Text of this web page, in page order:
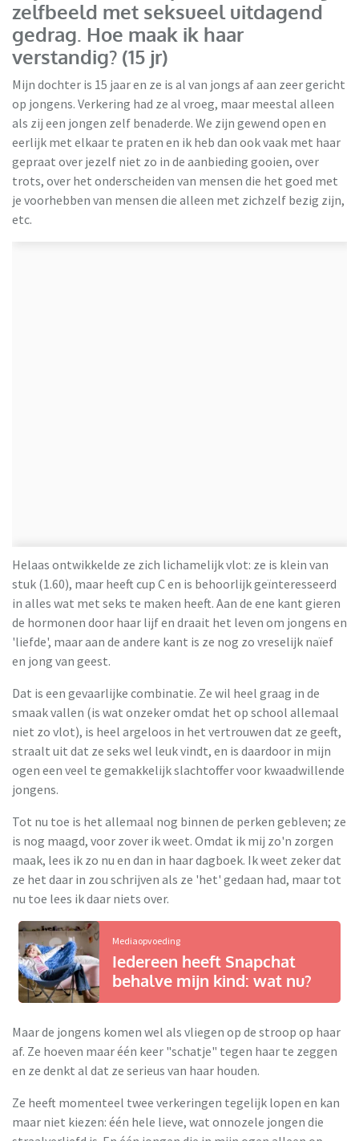
zelfbeeld met seksueel uitdagend
gedrag. Hoe maak ik haar
verstandig? (15 jr)
Mijn dochter is 15 jaar en ze is al van jongs af aan zeer gericht
op jongens. Verkering had ze al vroeg, maar meestal alleen
als zij een jongen zelf benaderde. We zijn gewend open en
eerlijk met elkaar te praten en ik heb dan ook vaak met haar
gepraat over jezelf niet zo in de aanbieding gooien, over
trots, over het onderscheiden van mensen die het goed met
je voorhebben van mensen die alleen met zichzelf bezig zijn,
etc.
Helaas ontwikkelde ze zich lichamelijk vlot: ze is klein van
stuk (1.60), maar heeft cup C en is behoorlijk geïnteresseerd
in alles wat met seks te maken heeft. Aan de ene kant gieren
de hormonen door haar lijf en draait het leven om jongens en
'liefde', maar aan de andere kant is ze nog zo vreselijk naïef
en jong van geest.
Dat is een gevaarlijke combinatie. Ze wil heel graag in de
smaak vallen (is wat onzeker omdat het op school allemaal
niet zo vlot), is heel argeloos in het vertrouwen dat ze geeft,
straalt uit dat ze seks wel leuk vindt, en is daardoor in mijn
ogen een veel te gemakkelijk slachtoffer voor kwaadwillende
jongens.
Tot nu toe is het allemaal nog binnen de perken gebleven; ze
is nog maagd, voor zover ik weet. Omdat ik mij zo'n zorgen
maak, lees ik zo nu en dan in haar dagboek. Ik weet zeker dat
ze het daar in zou schrijven als ze 'het' gedaan had, maar tot
nu toe lees ik daar niets over.
Mediaopvoeding
Iedereen heeft Snapchat
behalve mijn kind: wat nu?
Maar de jongens komen wel als vliegen op de stroop op haar
af. Ze hoeven maar één keer "schatje" tegen haar te zeggen
en ze denkt al dat ze serieus van haar houden.
Ze heeft momenteel twee verkeringen tegelijk lopen en kan
maar niet kiezen: één hele lieve, wat onnozele jongen die